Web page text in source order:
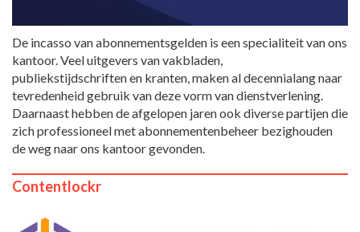
De incasso van abonnementsgelden is een specialiteit van ons
kantoor. Veel uitgevers van vakbladen,
publiekstijdschriften en kranten, maken al decennialang naar
tevredenheid gebruik van deze vorm van dienstverlening.
Daarnaast hebben de afgelopen jaren ook diverse partijen die
zich professioneel met abonnementenbeheer bezighouden
de weg naar ons kantoor gevonden.
Contentlockr